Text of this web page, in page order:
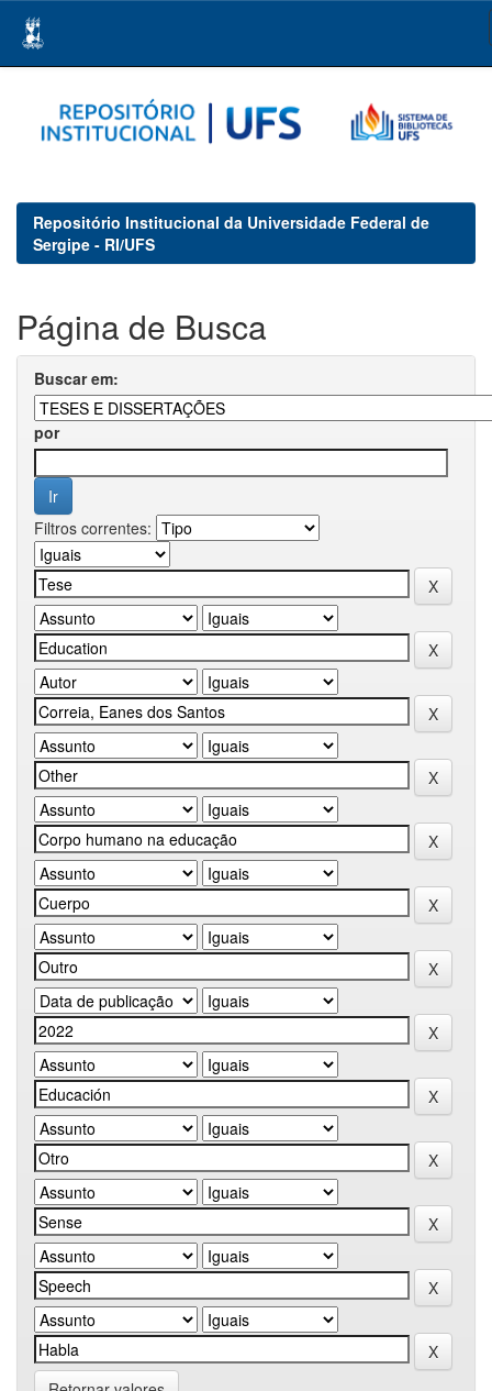
navigation
Repositório Institucional da Universidade Federal de
Sergipe - RI/UFS
Página de Busca
Buscar em:
por
Filtros correntes: